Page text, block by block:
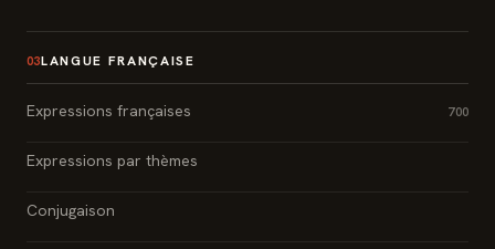
03LANGUE FRANÇAISE
Expressions françaises 700
Expressions par thèmes
Conjugaison